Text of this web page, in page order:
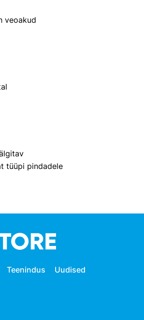
veoakud
tüüpi pindadele
Teenindus Uudised